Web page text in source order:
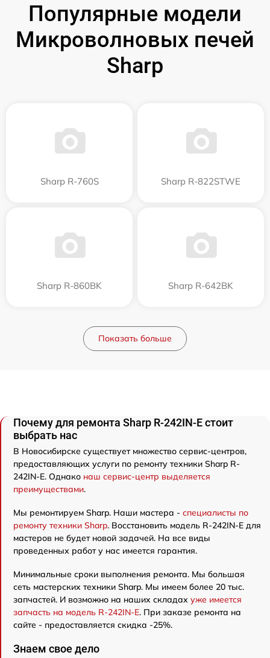
Популярные модели
Микроволновых печей
Sharp
Sharp R-760S Sharp R-822STWE
Sharp R-860BK Sharp R-642BK
Показать больше
Почему для ремонта Sharp R-242IN-E стоит
выбрать нас
В Новосибирске существует множество сервис-центров,
предоставляющих услуги по ремонту техники Sharp R-
242IN-E. Однако наш сервис-центр выделяется
преимуществами.
Мы ремонтируем Sharp. Наши мастера - специалисты по
ремонту техники Sharp. Восстановить модель R-242IN-E для
мастеров не будет новой задачей. На все виды
проведенных работ у нас имеется гарантия.
Минимальные сроки выполнения ремонта. Мы большая
сеть мастерских техники Sharp. Мы имеем более 20 тыс.
запчастей. И возможно на наших складах уже имеется
запчасть на модель R-242IN-E. При заказе ремонта на
сайте - предоставляется скидка -25%.
Знаем свое дело